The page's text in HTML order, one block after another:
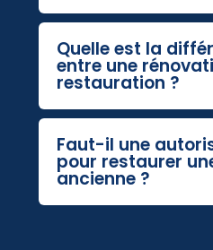
Quelle est la
entre une
restauration ?
Faut-il une
pour restaurer
ancienne ?